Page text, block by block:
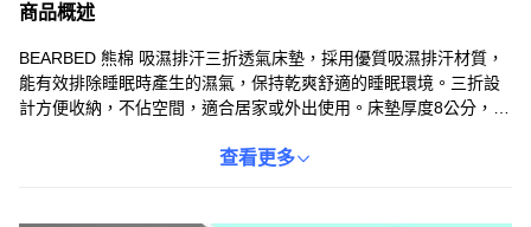
商品概述
BEARBED 熊棉 吸濕排汗三折透氣床墊，採用優質吸濕排汗材質，
能有效排除睡眠時產生的濕氣，保持乾爽舒適的睡眠環境。三折設
計方便收納，不佔空間，適合居家或外出使用。床墊厚度8公分，提
尚，易於搭配各種居家風格。台灣製造，品質保證，讓您安心享受
查看更多